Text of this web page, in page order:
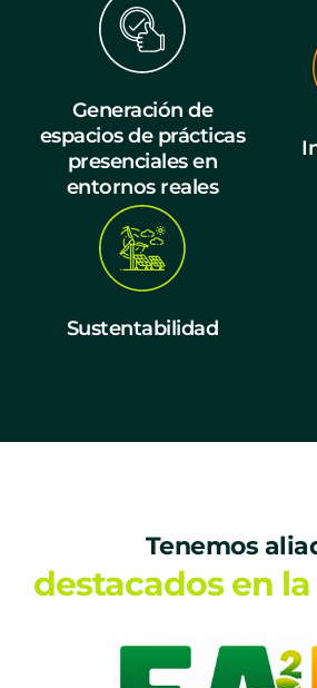
Generación de
espacios de prácticas
presenciales en
entornos reales
Sustentabilidad
Tenemos
destacados en